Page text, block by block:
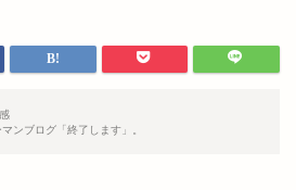
ンブログ「終了します」。